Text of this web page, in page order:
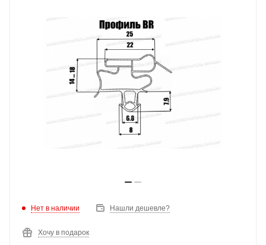
Нет в наличии Нашли дешевле?
Хочу в подарок